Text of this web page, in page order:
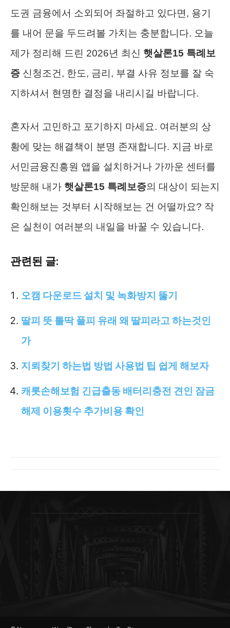
도권 금융에서 소외되어 좌절하고 있다면, 용기
를 내어 문을 두드려볼 가치는 충분합니다. 오늘
제가 정리해 드린 2026년 최신 햇살론15 특례보
증 신청조건, 한도, 금리, 부결 사유 정보를 잘 숙
지하셔서 현명한 결정을 내리시길 바랍니다.
혼자서 고민하고 포기하지 마세요. 여러분의 상
황에 맞는 해결책이 분명 존재합니다. 지금 바로
서민금융진흥원 앱을 설치하거나 가까운 센터를
방문해 내가 햇살론15 특례보증의 대상이 되는지
확인해보는 것부터 시작해보는 건 어떨까요? 작
은 실천이 여러분의 내일을 바꿀 수 있습니다.
관련된 글:
오캠 다운로드 설치 및 녹화방지 뚫기
딸피 뜻 틀딱 풀피 유래 왜 딸피라고 하는것인
가
지뢰찾기 하는법 방법 사용법 팁 쉽게 해보자
캐롯손해보험 긴급출동 배터리충전 견인 잠금
해제 이용횟수 추가비용 확인